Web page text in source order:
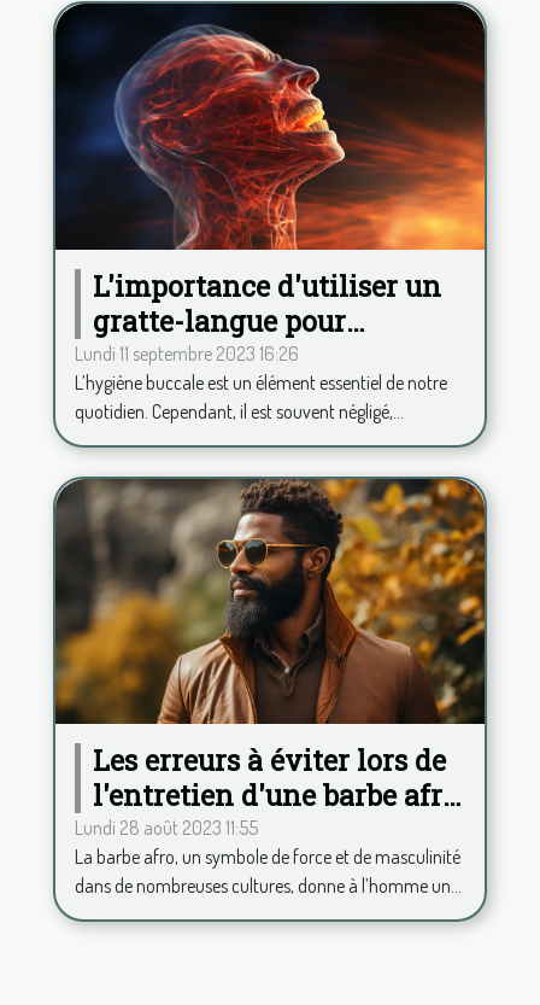
L'importance d'utiliser un
gratte-langue pour
maintenir une haleine
fraîche
Lundi 11 septembre 2023 16:26
L’hygiène buccale est un élément essentiel de notre
quotidien. Cependant, il est souvent négligé,...
Les erreurs à éviter lors de
l'entretien d'une barbe afro
pour toujours rester chic
Lundi 28 août 2023 11:55
La barbe afro, un symbole de force et de masculinité
dans de nombreuses cultures, donne à l’homme un...